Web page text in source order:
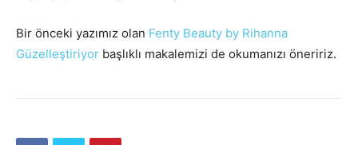
Bir önceki yazımız olan Fenty Beauty by Rihanna
Güzelleştiriyor başlıklı makalemizi de okumanızı öneririz.